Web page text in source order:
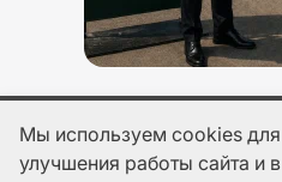
Мы используем cookies для
улучшения работы сайта и в